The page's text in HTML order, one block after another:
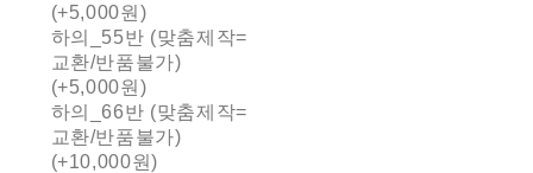
(+5,000원)
하의_55반 (맞춤제작=
교환/반품불가)
(+5,000원)
하의_66반 (맞춤제작=
교환/반품불가)
(+10,000원)